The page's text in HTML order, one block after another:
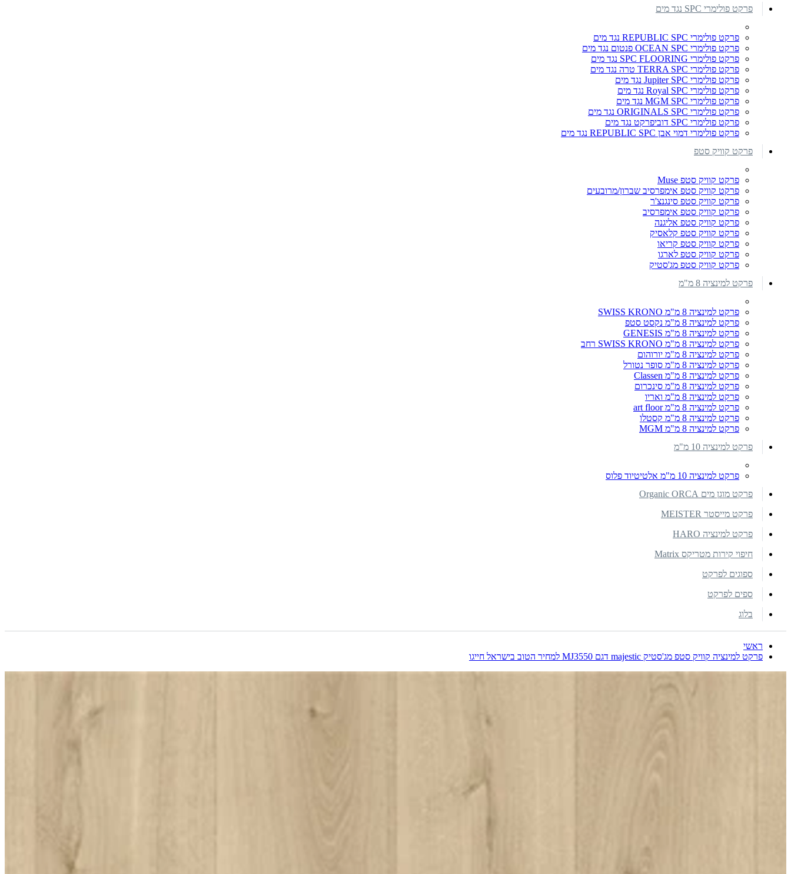
פרקט פולימרי SPC נגד מים
פרקט פולימרי REPUBLIC SPC נגד מים
פרקט פולימרי OCEAN SPC פנטום נגד מים
פרקט פולימרי SPC FLOORING נגד מים
פרקט פולימרי TERRA SPC טרה נגד מים
פרקט פולימרי Jupiter SPC נגד מים
פרקט פולימרי Royal SPC נגד מים
פרקט פולימרי MGM SPC נגד מים
פרקט פולימרי ORIGINALS SPC נגד מים
פרקט פולימרי SPC דוביפרקט נגד מים
פרקט פולימרי דמוי אבן REPUBLIC SPC נגד מים
פרקט קוויק סטפ
פרקט קוויק סטפ Muse
פרקט קוויק סטפ אימפרסיב שברון/מרובעים
פרקט קוויק סטפ סינגנצ'ר
פרקט קוויק סטפ אימפרסיב
פרקט קוויק סטפ אליגנה
פרקט קוויק סטפ קלאסיק
פרקט קוויק סטפ קריאו
פרקט קוויק סטפ לארגו
פרקט קוויק סטפ מג'סטיק
פרקט למינציה 8 מ"מ
פרקט למינציה 8 מ"מ SWISS KRONO
פרקט למינציה 8 מ"מ נקסט סטפ
פרקט למינציה 8 מ"מ GENESIS
פרקט למינציה 8 מ"מ SWISS KRONO רחב
פרקט למינציה 8 מ"מ יורוהום
פרקט למינציה 8 מ"מ סופר נטורל
פרקט למינציה 8 מ"מ Classen
פרקט למינציה 8 מ"מ סינכרום
פרקט למינציה 8 מ"מ ואריו
פרקט למינציה 8 מ"מ art floor
פרקט למינציה 8 מ"מ קסטלו
פרקט למינציה 8 מ"מ MGM
פרקט למינציה 10 מ"מ
פרקט למינציה 10 מ"מ אלטיטיוד פלוס
פרקט מוגן מים Organic ORCA
פרקט מייסטר MEISTER
פרקט למינציה HARO
חיפוי קירות מטריקס Matrix
ספוגים לפרקט
ספים לפרקט
בלוג
ראשי
פרקט למינציה קוויק סטפ מג'סטיק majestic דגם MJ3550 למחיר הטוב בישראל חייגו